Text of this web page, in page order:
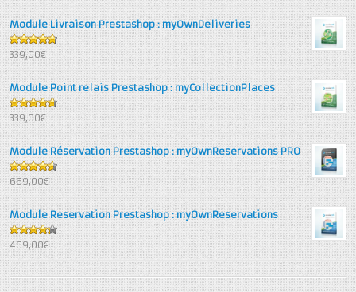
Module Livraison Prestashop : myOwnDeliveries
4.71out
of 5
339,00€
Module Point relais Prestashop : myCollectionPlaces
4.67out
of 5
339,00€
Module Réservation Prestashop : myOwnReservations PRO
4.6out
of 5
669,00€
Module Reservation Prestashop : myOwnReservations
4.25out
of 5
469,00€